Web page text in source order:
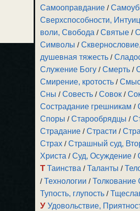
Самооправдание /
Сверхспособности,
воли, Свобода /Святые /
Символы /
душевная тяжесть /
Служение Богу /Смерть /
Смирение, кротость /
Сны /Совесть /Совок /
Сострадание грешникам /
Споры /Старообрядцы /
Страдание /Страсти /
Страх /Страшный суд,
Христа /Суд, Осуждение /
Т Таинства /Таланты /
/Технологии /Толкование
Тупость, глупость /
У Удовольствие,